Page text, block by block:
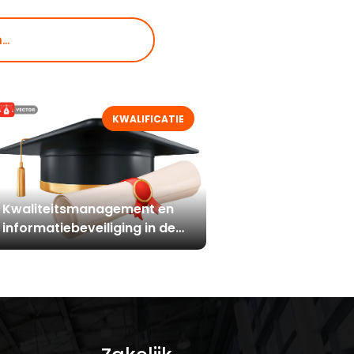
KWALIFICATIE
Kwaliteitsmanagement en
informatiebeveiliging in de
zorg